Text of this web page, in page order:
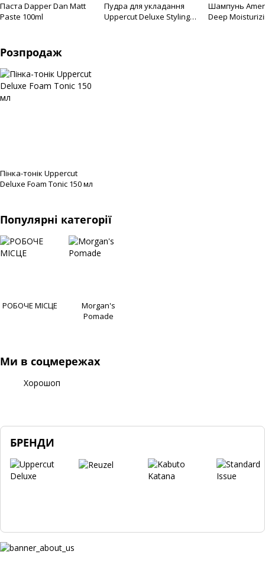
Паста Dapper Dan Matt
Paste 100ml
Пудра для укладання
Uppercut Deluxe Styling
Шампунь
Deep
Розпродаж
Пінка-тонік Uppercut
Deluxe Foam Tonic 150 мл
Популярні категорії
РОБОЧЕ МІСЦЕ
Morgan's
Pomade
Ми в соцмережах
Хорошоп
БРЕНДИ